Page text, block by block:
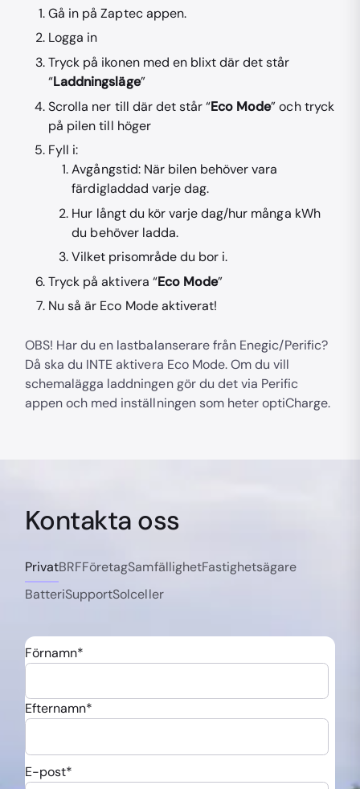
Gå in på Zaptec appen.
Logga in
Tryck på ikonen med en blixt där det står
“Laddningsläge”
Scrolla ner till där det står “Eco Mode” och tryck
på pilen till höger
Fyll i:
Avgångstid: När bilen behöver vara
färdigladdad varje dag.
Hur långt du kör varje dag/hur många kWh
du behöver ladda.
Vilket prisområde du bor i.
Tryck på aktivera “Eco Mode”
Nu så är Eco Mode aktiverat!
OBS! Har du en lastbalanserare från Enegic/Perific?
Då ska du INTE aktivera Eco Mode. Om du vill
schemalägga laddningen gör du det via Perific
appen och med inställningen som heter optiCharge.
Kontakta oss
PrivatBRFFöretagSamfällighetFastighetsägare
BatteriSupportSolceller
Förnamn*
Efternamn*
E-post*